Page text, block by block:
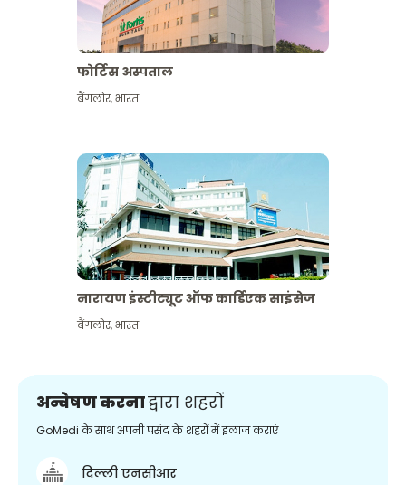
फोर्टिस अस्पताल
बैंगलोर,भारत
नारायण इंस्टीट्यूट ऑफ कार्डिएक साइंसेज
बैंगलोर,भारत
अन्वेषण करनाद्वारा शहरों
GoMedi के साथ अपनी पसंद के शहरों में इलाज कराएं
दिल्ली एनसीआर